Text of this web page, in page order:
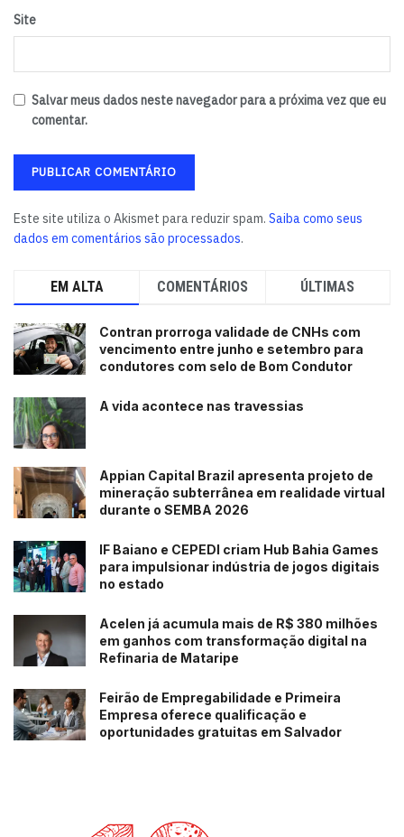
Leia também:
Site
Salvar meus dados neste navegador para a próxima vez que eu
comentar.
Este site utiliza o Akismet para reduzir spam. Saiba como seus
dados em comentários são processados.
EM ALTA COMENTÁRIOS ÚLTIMAS
Contran prorroga validade de CNHs com
vencimento entre junho e setembro para
condutores com selo de Bom Condutor
A vida acontece nas travessias
Appian Capital Brazil apresenta projeto de
mineração subterrânea em realidade virtual
durante o SEMBA 2026
IF Baiano e CEPEDI criam Hub Bahia Games
para impulsionar indústria de jogos digitais
no estado
Acelen já acumula mais de R$ 380 milhões
em ganhos com transformação digital na
Refinaria de Mataripe
Feirão de Empregabilidade e Primeira
Empresa oferece qualificação e
oportunidades gratuitas em Salvador